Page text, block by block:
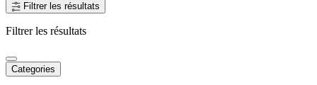
Filtrer les résultats
Filtrer les résultats
Categories